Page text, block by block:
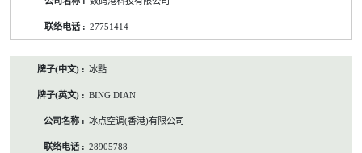
子
27751414
冰點
BING DIAN
冰点空调(香港)有限公司
28905788